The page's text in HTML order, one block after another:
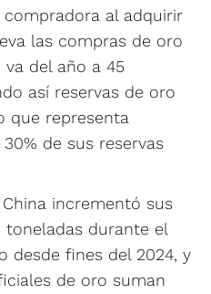
al adquirir
las compras de oro
del año a 45
así reservas de oro
que representa
de sus reservas
incrementó sus
toneladas durante el
desde fines del 2024, y
de oro suman